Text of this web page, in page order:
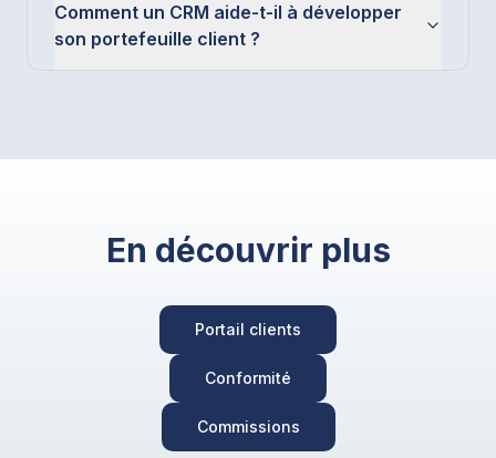
Comment un CRM aide-t-il à développer
son portefeuille client ?
En découvrir plus
Portail clients
Conformité
Commissions